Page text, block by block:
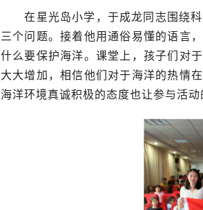
在星光岛小学，于成龙同志围绕
三个问题。接着他用通俗易懂的语言
什么要保护海洋。课堂上，孩子们对
大大增加，相信他们对于海洋的热情
海洋环境真诚积极的态度也让参与活动